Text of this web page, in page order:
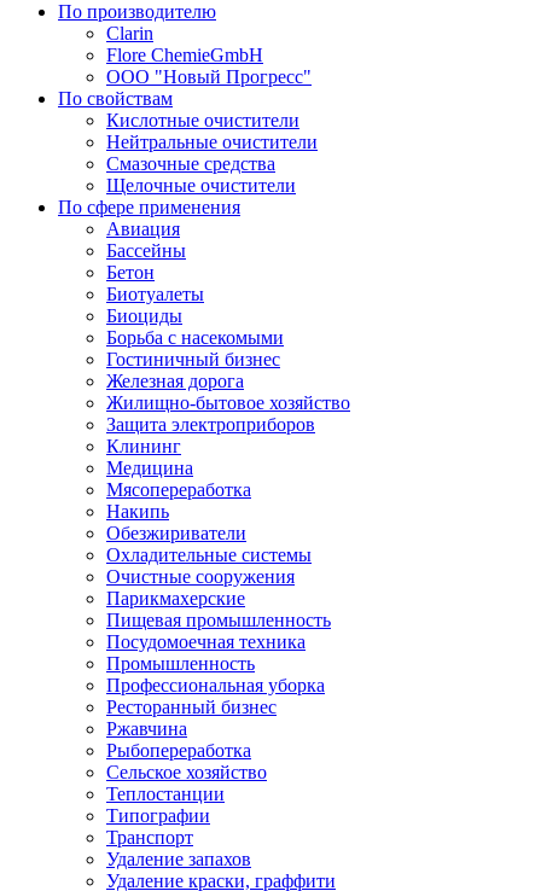
По производителю
Clarin
Flore ChemieGmbH
ООО "Новый Прогресс"
По свойствам
Кислотные очистители
Нейтральные очистители
Смазочные средства
Щелочные очистители
По сфере применения
Авиация
Бассейны
Бетон
Биотуалеты
Биоциды
Борьба с насекомыми
Гостиничный бизнес
Железная дорога
Жилищно-бытовое хозяйство
Защита электроприборов
Клининг
Медицина
Мясопереработка
Накипь
Обезжириватели
Охладительные системы
Очистные сооружения
Парикмахерские
Пищевая промышленность
Посудомоечная техника
Промышленность
Профессиональная уборка
Ресторанный бизнес
Ржавчина
Рыбопереработка
Сельское хозяйство
Теплостанции
Типографии
Транспорт
Удаление запахов
Удаление краски, граффити